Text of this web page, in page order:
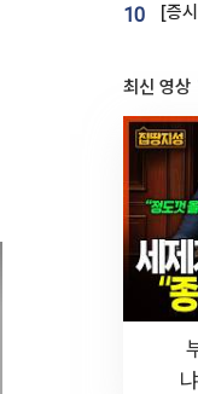
10
최신 영상